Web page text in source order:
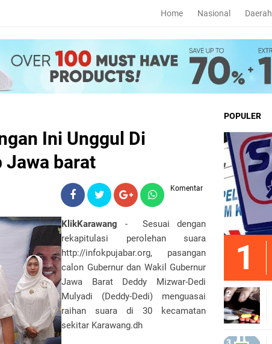
Home Nasional Daerah
Ini Unggul Di
Jawa barat
Komentar
KlikKarawang - Sesuai dengan
rekapitulasi perolehan suara
http://infokpujabar.org, pasangan
calon Gubernur dan Wakil Gubernur
Jawa Barat Deddy Mizwar-Dedi
Mulyadi (Deddy-Dedi) menguasai
raihan suara di 30 kecamatan
sekitar Karawang.dh
POPULER